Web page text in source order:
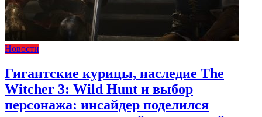
Новости
Гигантские курицы, наследие The
Witcher 3: Wild Hunt и выбор
персонажа: инсайдер поделился